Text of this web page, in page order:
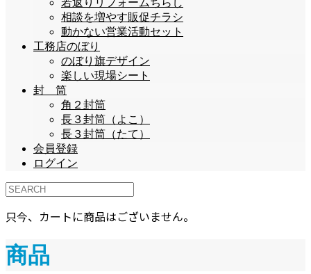
若返りリフォームちらし
相談を増やす販促チラシ
動かない営業活動セット
工務店のぼり
のぼり旗デザイン
楽しい現場シート
封 筒
角２封筒
長３封筒（よこ）
長３封筒（たて）
会員登録
ログイン
只今、カートに商品はございません。
商品